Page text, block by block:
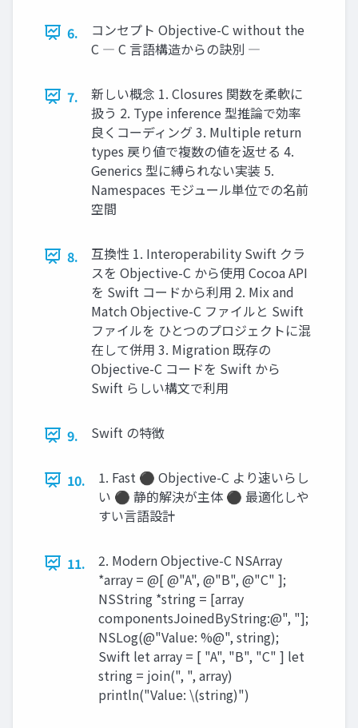
6.
コンセプト Objective-C without the
C ― C 言語構造からの訣別 ―
7.
新しい概念 1. Closures 関数を柔軟に
扱う 2. Type inference 型推論で効率
良くコーディング 3. Multiple return
types 戻り値で複数の値を返せる 4.
Generics 型に縛られない実装 5.
Namespaces モジュール単位での名前
空間
8.
互換性 1. Interoperability Swift クラ
スを Objective-C から使用 Cocoa API
を Swift コードから利用 2. Mix and
Match Objective-C ファイルと Swift
ファイルを ひとつのプロジェクトに混
在して併用 3. Migration 既存の
Objective-C コードを Swift から
Swift らしい構文で利用
9. Swift の特徴
10.
1. Fast ⚫ Objective-C より速いらし
い ⚫ 静的解決が主体 ⚫ 最適化しや
すい言語設計
11.
2. Modern Objective-C NSArray
*array = @[ @"A", @"B", @"C" ];
NSString *string = [array
componentsJoinedByString:@", "];
NSLog(@"Value: %@", string);
Swift let array = [ "A", "B", "C" ] let
string = join(", ", array)
println("Value: \(string)")